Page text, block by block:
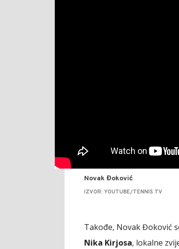
Novak Đoković
IZVOR: YOUTUBE/TENNIS TV
Takođe, Novak Đoković
Nika Kirjosa, lokalne